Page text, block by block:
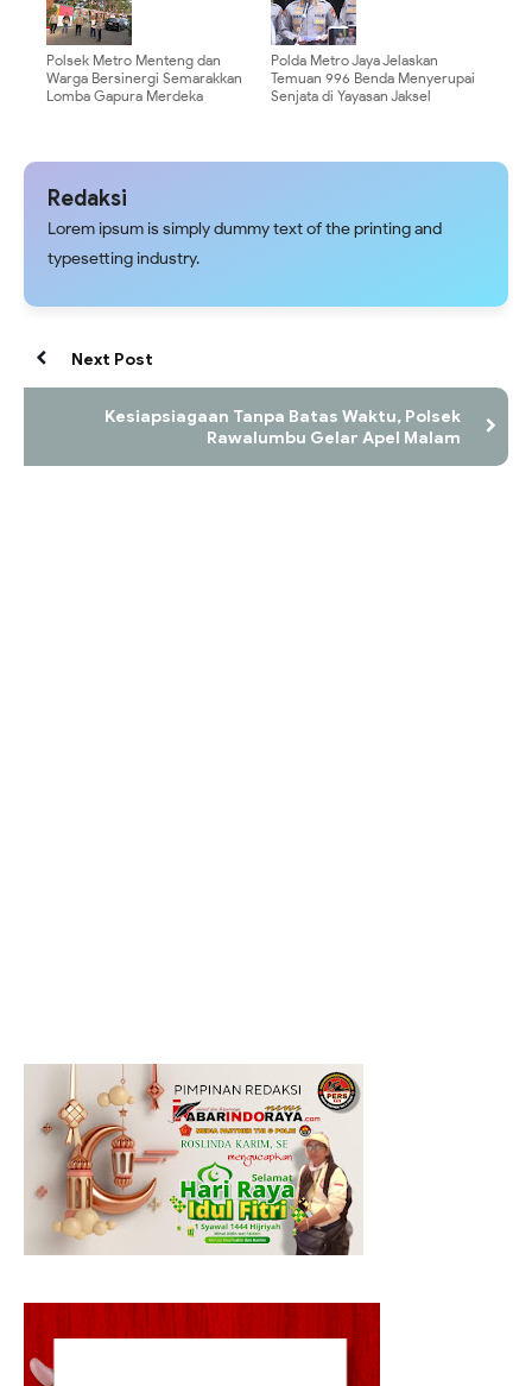
Polsek Metro Menteng dan
Warga Bersinergi Semarakkan
Lomba Gapura Merdeka
Polda Metro Jaya Jelaskan
Temuan 996 Benda Menyerupai
Senjata di Yayasan Jaksel
Redaksi
Lorem ipsum is simply dummy text of the printing and
typesetting industry.
Next Post
Kesiapsiagaan Tanpa Batas Waktu, Polsek
Rawalumbu Gelar Apel Malam